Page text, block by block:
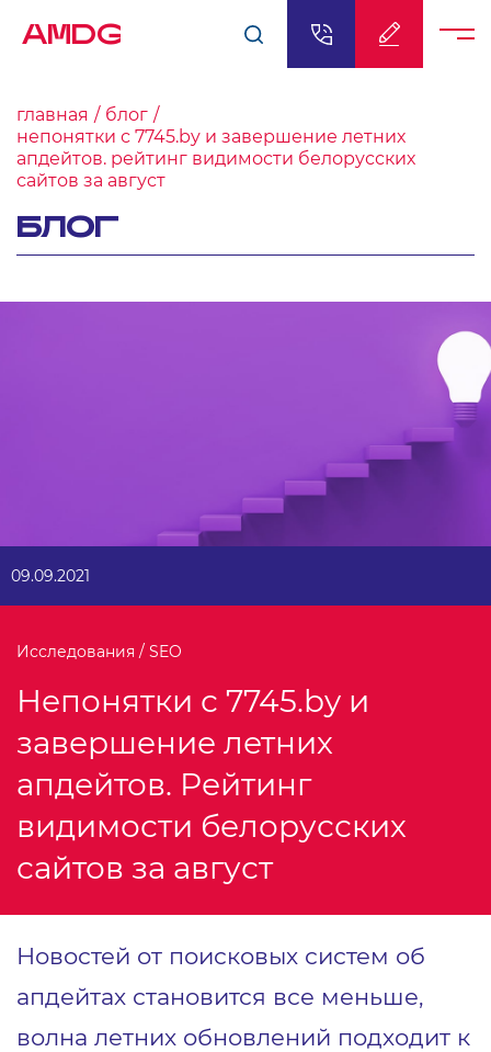
AMDG
главная
блог
непонятки с 7745.by и завершение летних
апдейтов. рейтинг видимости белорусских
сайтов за август
БЛОГ
09.09.2021
Исследования / SEO
Непонятки с 7745.by и
завершение летних
апдейтов. Рейтинг
видимости белорусских
сайтов за август
Новостей от поисковых систем об
апдейтах становится все меньше,
волна летних обновлений подходит к